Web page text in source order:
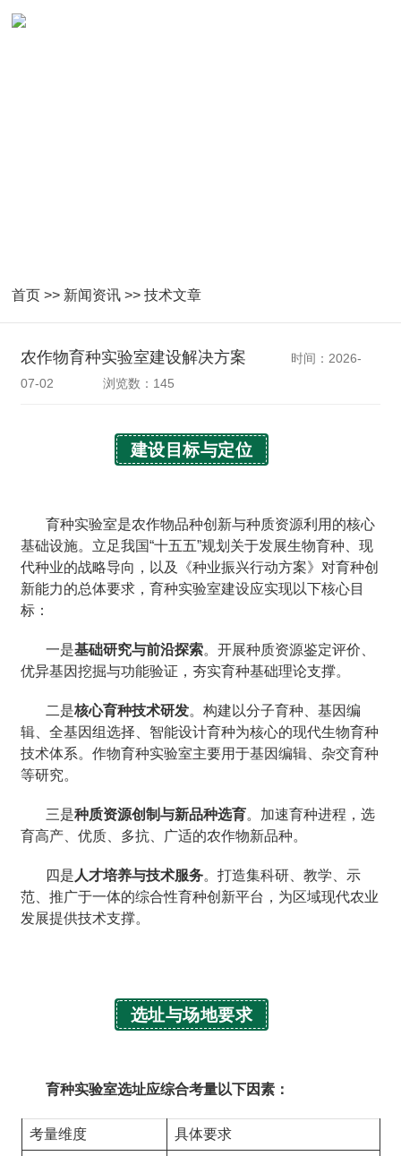
首页 >> 新闻资讯 >>技术文章
农作物育种实验室建设解决方案
时间：2026-
07-02
浏览数：145
建设目标与定位
育种实验室是农作物品种创新与种质资源利用的核心
基础设施。立足我国“十五五”规划关于发展生物育种、现
代种业的战略导向，以及《种业振兴行动方案》对育种创
新能力的总体要求，育种实验室建设应实现以下核心目
标：
一是基础研究与前沿探索。开展种质资源鉴定评价、
优异基因挖掘与功能验证，夯实育种基础理论支撑。
二是核心育种技术研发。构建以分子育种、基因编
辑、全基因组选择、智能设计育种为核心的现代生物育种
技术体系。作物育种实验室主要用于基因编辑、杂交育种
等研究。
三是种质资源创制与新品种选育。加速育种进程，选
育高产、优质、多抗、广适的农作物新品种。
四是 人才培养与技术服务。打造集科研、教学、示
范、推广于一体的综合性育种创新平台，为区域现代农业
发展提供技术支撑。
选址与场地要求
育种实验室选址应综合考量以下因素：
考量维度 具体要求